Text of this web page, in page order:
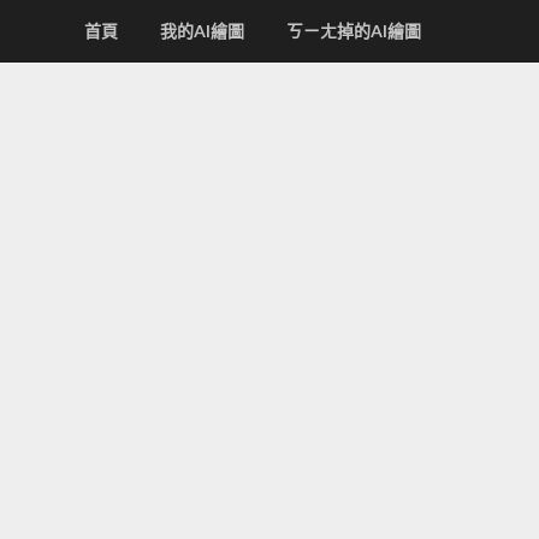
首頁 我的AI繪圖 ㄎㄧㄤ掉的AI繪圖